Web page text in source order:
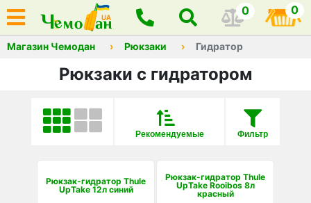
0 0
Магазин Чемодан Рюкзаки Гидратор
Рюкзаки с гидратором
Фильтр
Рекомендуемые
Рюкзак-гидратор Thule
UpTake 12л синий
Рюкзак-гидратор Thule
UpTake Rooibos 8л
красный